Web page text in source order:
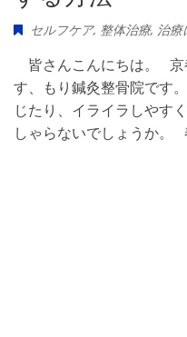
セルフケア, 整体治療, 治療
皆さんこんにちは。 京
す、もり鍼灸整骨院です
じたり、イライラしやす
しゃらないでしょうか。